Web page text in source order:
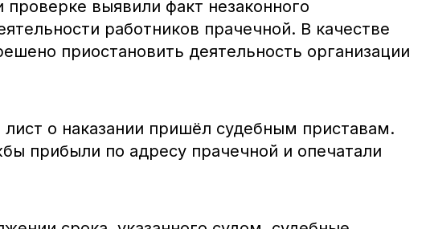
проверке выявили факт незаконного
работников прачечной. В качестве
приостановить деятельность организации
о наказании пришёл судебным приставам.
прибыли по адресу прачечной и опечатали